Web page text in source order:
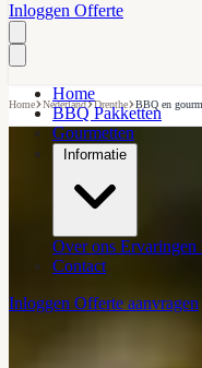
Inloggen Offerte
Home
BBQ Pakketten
Gourmetten
Informatie
Over ons Ervaringen
Contact
Inloggen Offerte aanvragen
Home›Nederland›Drenthe›BBQ en